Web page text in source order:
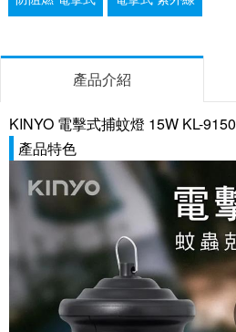
產品介紹
KINYO 電擊式捕蚊燈 15W KL-9150
產品特色